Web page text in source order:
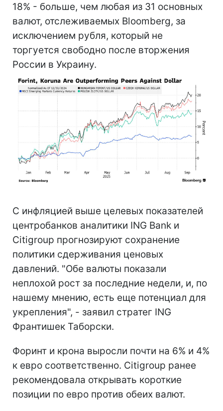
18% - больше, чем любая из 31 основных
валют, отслеживаемых Bloomberg, за
исключением рубля, который не
торгуется свободно после вторжения
России в Украину.
С инфляцией выше целевых показателей
центробанков аналитики ING Bank и
Citigroup прогнозируют сохранение
политики сдерживания ценовых
давлений. "Обe валюты показали
неплохой рост за последние недели, и, по
нашему мнению, есть еще потенциал для
укрепления", - заявил стратег ING
Франтишек Таборски.
Форинт и крона выросли почти на 6% и 4%
к евро соответственно. Citigroup ранее
рекомендовала открывать короткие
позиции по евро против обеих валют.